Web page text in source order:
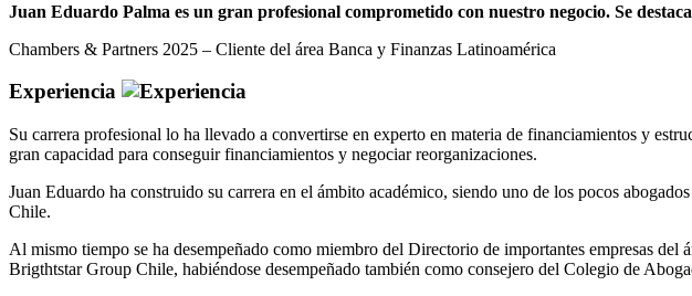
Juan Eduardo Palma es un gran profesional comprometido con nuestro negocio. Se
Chambers & Partners 2025 – Cliente del área Banca y Finanzas Latinoamérica
Experiencia
Su carrera profesional lo ha llevado a convertirse en experto en materia de financiamientos y
gran capacidad para conseguir financiamientos y negociar reorganizaciones.
Juan Eduardo ha construido su carrera en el ámbito académico, siendo uno de los pocos
Chile.
Al mismo tiempo se ha desempeñado como miembro del Directorio de importantes empresas
Brigthtstar Group Chile, habiéndose desempeñado también como consejero del Colegio de